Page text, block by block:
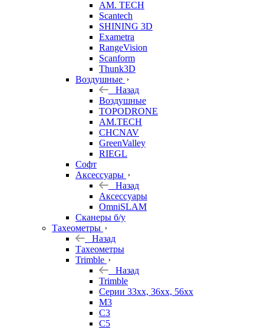
AM. TECH
Scantech
SHINING 3D
Exametra
RangeVision
Scanform
Thunk3D
Воздушные
Назад
Воздушные
TOPODRONE
AM.TECH
CHCNAV
GreenValley
RIEGL
Софт
Аксессуары
Назад
Аксессуары
OmniSLAM
Сканеры б/у
Тахеометры
Назад
Тахеометры
Trimble
Назад
Trimble
Серии 33xx, 36xx, 56xx
M3
C3
C5